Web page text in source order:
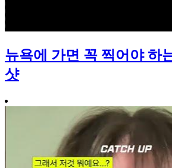
뉴욕에 가면 꼭 찍어야 하
샷